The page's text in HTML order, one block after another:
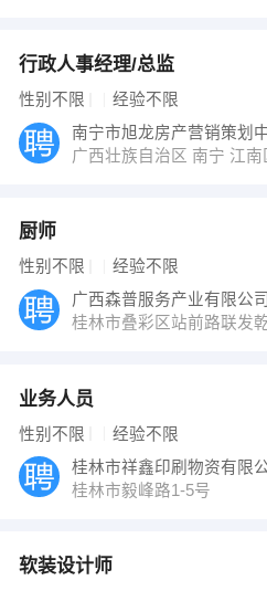
行政人事经理/总监
性别不限 经验不限
南宁市旭龙房产营销策划
广西壮族自治区 南宁 江
厨师
性别不限 经验不限
广西森普服务产业有限公司
桂林市叠彩区站前路联发
业务人员
性别不限 经验不限
桂林市祥鑫印刷物资有限
桂林市毅峰路1-5号
软装设计师